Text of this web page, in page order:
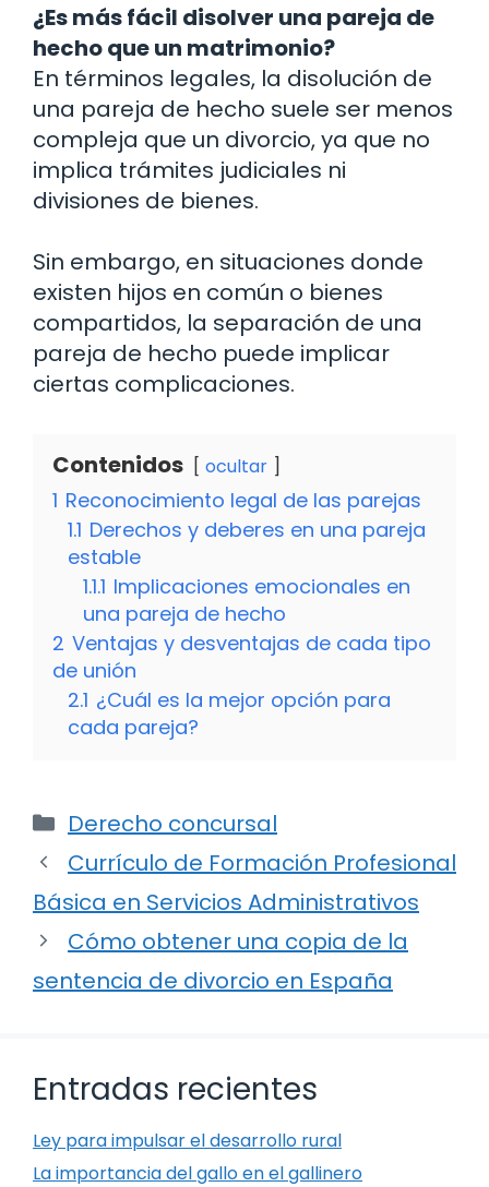
¿Es más fácil disolver una pareja de
hecho que un matrimonio?
En términos legales, la disolución de
una pareja de hecho suele ser menos
compleja que un divorcio, ya que no
implica trámites judiciales ni
divisiones de bienes.
Sin embargo, en situaciones donde
existen hijos en común o bienes
compartidos, la separación de una
pareja de hecho puede implicar
ciertas complicaciones.
Contenidos ocultar
1 Reconocimiento legal de las parejas
1.1 Derechos y deberes en una pareja
estable
1.1.1 Implicaciones emocionales en
una pareja de hecho
2 Ventajas y desventajas de cada tipo
de unión
2.1 ¿Cuál es la mejor opción para
cada pareja?
Categorías
Derecho concursal
Currículo de Formación Profesional
Básica en Servicios Administrativos
Cómo obtener una copia de la
sentencia de divorcio en España
Entradas recientes
Ley para impulsar el desarrollo rural
La importancia del gallo en el gallinero